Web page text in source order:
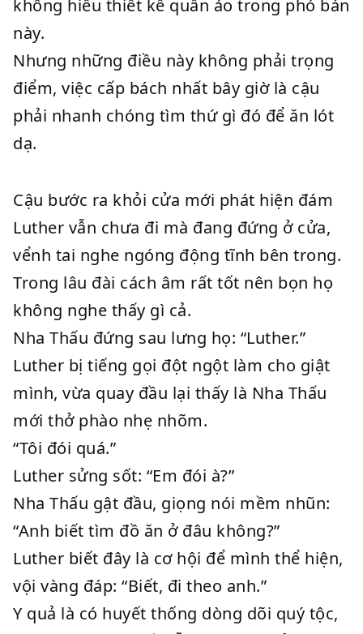
không hiểu thiết kế quần áo trong phó bản
này.
Nhưng những điều này không phải trọng
điểm, việc cấp bách nhất bây giờ là cậu
phải nhanh chóng tìm thứ gì đó để ăn lót
dạ.
Cậu bước ra khỏi cửa mới phát hiện đám
Luther vẫn chưa đi mà đang đứng ở cửa,
vểnh tai nghe ngóng động tĩnh bên trong.
Trong lâu đài cách âm rất tốt nên bọn họ
không nghe thấy gì cả.
Nha Thấu đứng sau lưng họ: “Luther.”
Luther bị tiếng gọi đột ngột làm cho giật
mình, vừa quay đầu lại thấy là Nha Thấu
mới thở phào nhẹ nhõm.
“Tôi đói quá.”
Luther sửng sốt: “Em đói à?”
Nha Thấu gật đầu, giọng nói mềm nhũn:
“Anh biết tìm đồ ăn ở đâu không?”
Luther biết đây là cơ hội để mình thể hiện,
vội vàng đáp: “Biết, đi theo anh.”
Y quả là có huyết thống dòng dõi quý tộc,